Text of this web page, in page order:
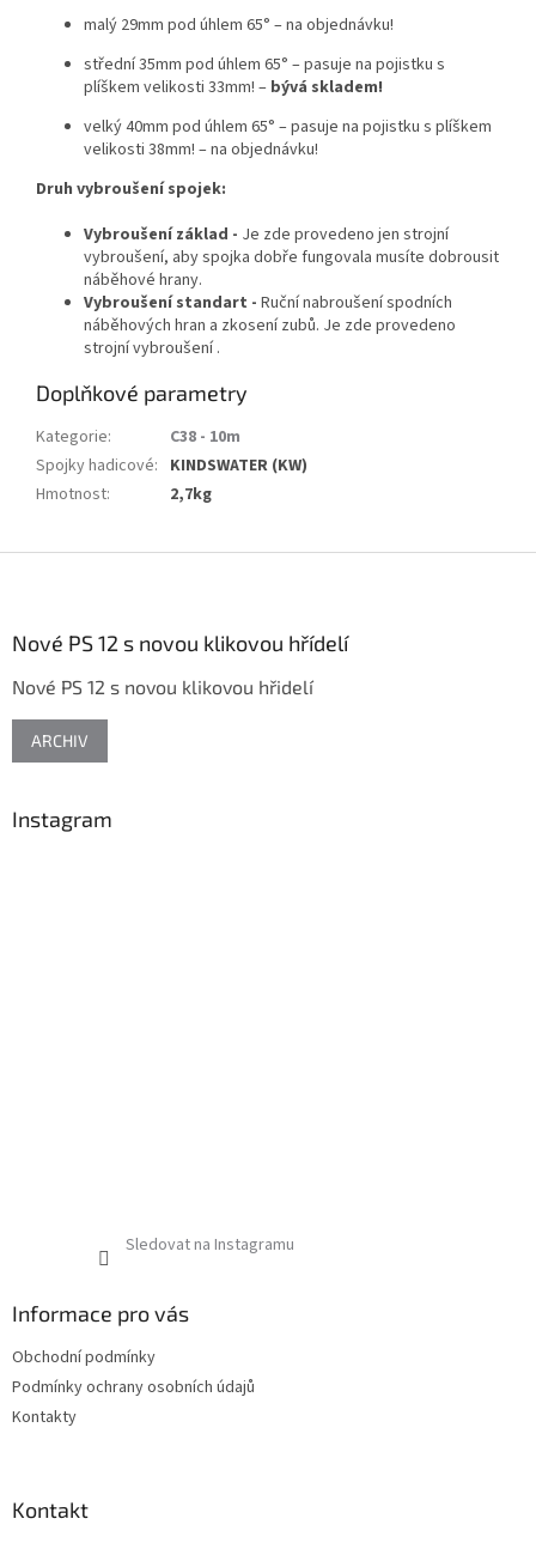
malý 29mm pod úhlem 65° – na objednávku!
střední 35mm pod úhlem 65° –pasuje na pojistku s
plíškem velikosti 33mm! – bývá skladem!
velký 40mm pod úhlem 65° – pasuje na pojistku s plíškem
velikosti 38mm! – na objednávku!
Druh vybroušení spojek:
Vybroušení základ - Je zde provedeno jen strojní
vybroušení, aby spojka dobře fungovala musíte dobrousit
náběhové hrany.
Vybroušení standart - Ruční nabroušení spodních
náběhových hran a zkosení zubů. Je zde provedeno
strojní vybroušení .
Doplňkové parametry
Kategorie:
C38 - 10m
Spojky hadicové: KINDSWATER (KW)
Hmotnost: 2,7kg
Nové PS 12 s novou klikovou hřídelí
Nové PS 12 s novou klikovou hřidelí
ARCHIV
Instagram
Sledovat na Instagramu
Informace pro vás
Obchodní podmínky
Podmínky ochrany osobních údajů
Kontakty
Kontakt